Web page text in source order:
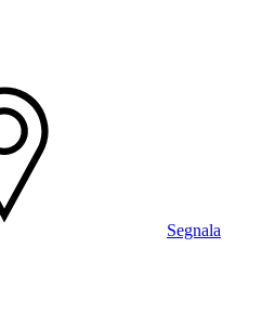
Segnala